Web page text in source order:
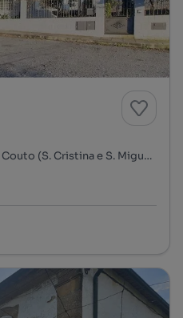
Rua Padre Campos, St. Tirso, Couto (S. Cristina e S. Miguel) e Burgães, Santo Tirso, Porto